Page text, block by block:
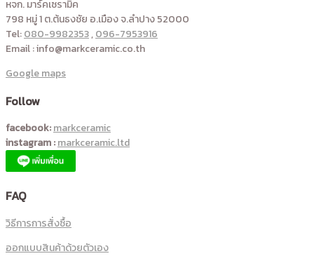
หจก. มาร์คเซรามิค
798 หมู่ 1 ต.ต้นธงชัย อ.เมือง จ.ลำปาง 52000
Tel:080-9982353,096-7953916
Email : info@markceramic.co.th
Google maps
Follow
facebook:markceramic
instagram :markceramic.ltd
FAQ
วิธีการการสั่งซื้อ
ออกแบบสินค้าด้วยตัวเอง